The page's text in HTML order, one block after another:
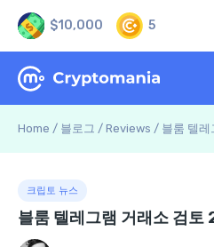
$10,000 5
Home / 블로그 / Reviews / 블룸 텔
크립토 뉴스
블룸 텔레그램 거래소 검토